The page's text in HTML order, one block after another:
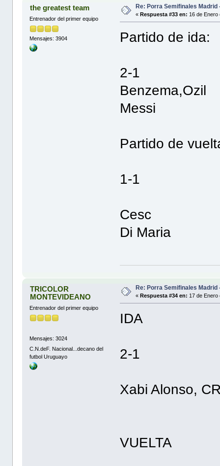
the greatest team
Entrenador del primer equipo
Mensajes: 3904
Re: Porra Semifinales Madrid
«Respuesta #33 en: 16 de Enero
Partido de ida:
2-1
Benzema,Ozil
Messi
Partido de
1-1
Cesc
Di Maria
TRICOLOR
MONTEVIDEANO
Entrenador del primer equipo
Mensajes: 3024
C.N.deF. Nacional...decano del
futbol Uruguayo
Re: Porra Semifinales Madrid
«Respuesta #34 en: 17 de Enero
IDA
2-1
Xabi Alonso,
VUELTA